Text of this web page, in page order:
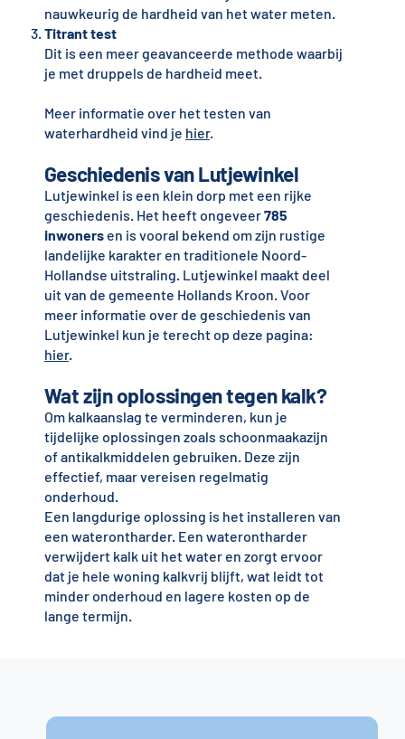
nauwkeurig de hardheid van het water meten.
Titrant test
Dit is een meer geavanceerde methode waarbij
je met druppels de hardheid meet.
Meer informatie over het testen van
waterhardheid vind je hier.
Geschiedenis van Lutjewinkel
Lutjewinkel is een klein dorp met een rijke
geschiedenis. Het heeft ongeveer785
inwonersen is vooral bekend om zijn rustige
landelijke karakter en traditionele Noord-
Hollandse uitstraling. Lutjewinkel maakt deel
uit van de gemeente Hollands Kroon. Voor
meer informatie over de geschiedenis van
Lutjewinkel kun je terecht op deze pagina:
hier.
Wat zijn oplossingen tegen kalk?
Om kalkaanslag te verminderen, kun je
tijdelijke oplossingen zoals schoonmaakazijn
of antikalkmiddelen gebruiken. Deze zijn
effectief, maar vereisen regelmatig
onderhoud.
Een langdurige oplossing is het installeren van
een waterontharder. Een waterontharder
verwijdert kalk uit het water en zorgt ervoor
dat je hele woning kalkvrij blijft, wat leidt tot
minder onderhoud en lagere kosten op de
lange termijn.